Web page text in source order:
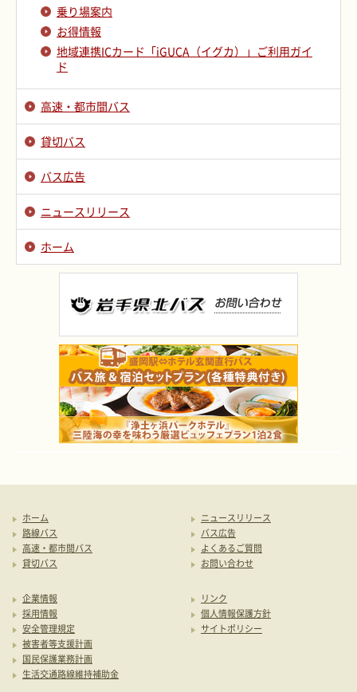
乗り場案内
お得情報
地域連携ICカード「iGUCA（イグカ）」ご利用ガイ
ド
高速・都市間バス
貸切バス
バス広告
ニュースリリース
ホーム
ホーム
路線バス
高速・都市間バス
貸切バス
ニュースリリース
バス広告
よくあるご質問
お問い合わせ
企業情報
採用情報
安全管理規定
被害者等支援計画
国民保護業務計画
生活交通路線維持補助金
リンク
個人情報保護方針
サイトポリシー